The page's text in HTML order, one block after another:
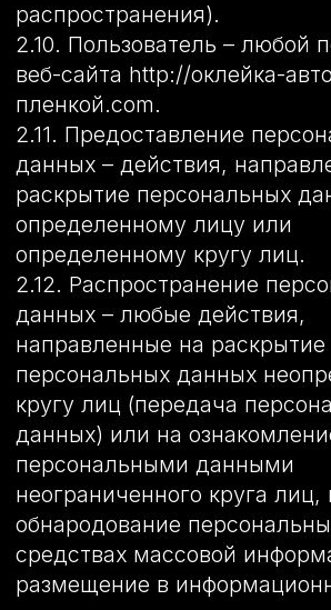
документы, содержащие персональные
данные;
– в случае отзыва субъектом
персональных данных согласия на
обработку персональных данных
Оператор вправе продолжить обработку
персональных данных без согласия
субъекта персональных данных при
наличии оснований, указанных в Законе
о персональных данных;
– самостоятельно определять состав и
перечень мер, необходимых и
достаточных для обеспечения
выполнения обязанностей,
предусмотренных Законом о
персональных данных и принятыми в
соответствии с ним нормативными
правовыми актами, если иное не
предусмотрено Законом о персональных
данных или другими федеральными
законами.
3.2. Оператор обязан:
– предоставлять субъекту персональных
данных по его просьбе информацию,
касающуюся обработки его
персональных данных;
– организовывать обработку
персональных данных в порядке,